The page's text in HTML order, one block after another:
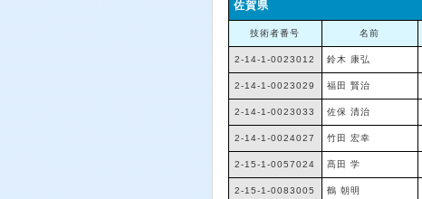
佐賀県
技術者番号 名前
2-14-1-0023012 鈴木 康弘
2-14-1-0023029 福田 賢治
2-14-1-0023033 佐保 清治
2-14-1-0024027 竹田 宏幸
2-15-1-0057024 髙田 学
2-15-1-0083005 鶴 朝明